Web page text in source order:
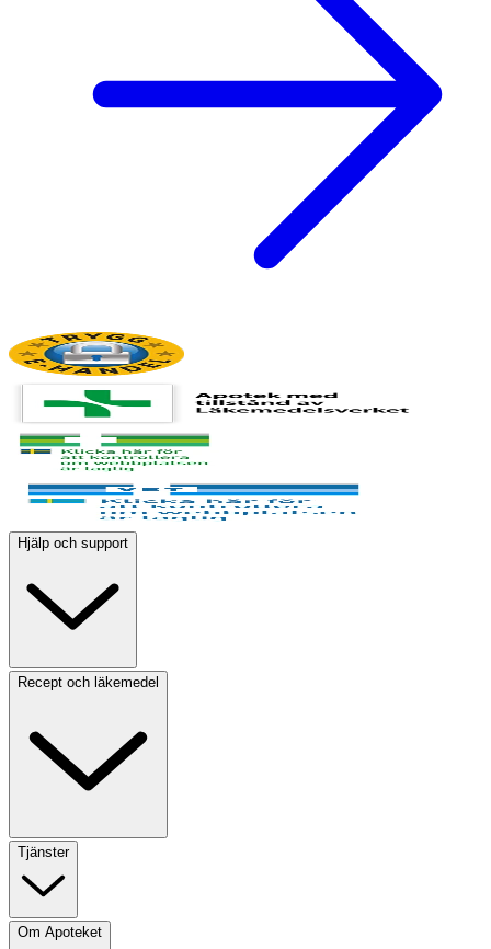
Hjälp och support
Recept och läkemedel
Tjänster
Om Apoteket